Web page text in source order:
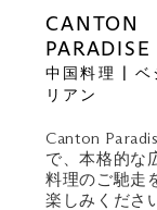
CANTON
PARADISE
中国料理 | ベ
リアン
Canton
で、本格的な
料理のご馳走
楽しみくださ